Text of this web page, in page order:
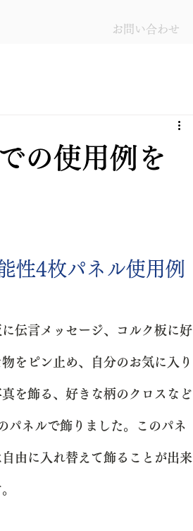
お問い合わせ
の使用例を
性4枚パネル使用例
に伝言メッセージ、コルク板に好
物をピン止め、自分のお気に入り
真を飾る、好きな柄のクロスなど
パネルで飾りました。このパネ
自由に入れ替えて飾ることが出来